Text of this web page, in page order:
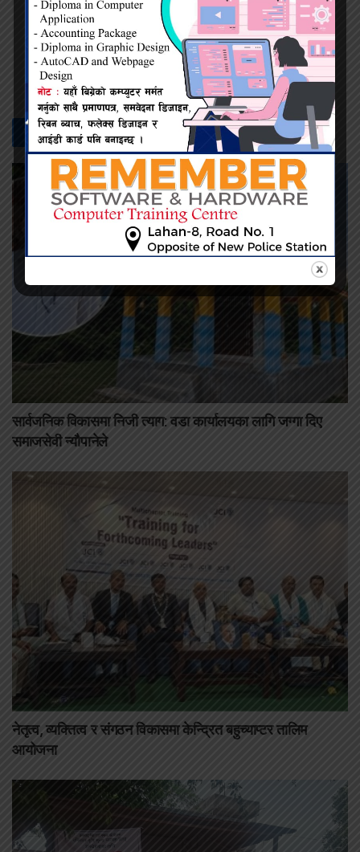
नेत्र दैनिक
सम्बन्धित -समाचार
सार्वजनिक विकासमा निजी त्याग: वडा कार्यालयका लागि जग्गा दिए
समाजसेवी न्यौपानेले
नेतृत्व, व्यक्तित्व र संगठन विकासमा केन्द्रित बहुच्याप्टर तालिम
आयोजना